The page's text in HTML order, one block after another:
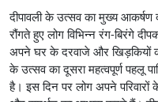
दीपावली के उत्सव का मुख्य आकर्षण
रौंगते हुए लोग विभिन्न रंग-बिरंगे
अपने घर के दरवाजे और खिड़कियों
के उत्सव का दूसरा महत्वपूर्ण पहलू
है। इस दिन पर लोग अपने